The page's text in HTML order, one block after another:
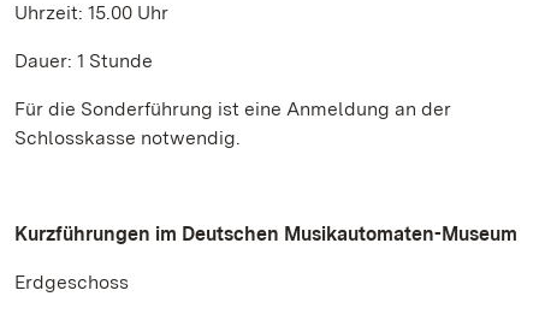
Uhrzeit: 15.00 Uhr
Dauer: 1 Stunde
Für die Sonderführung ist eine Anmeldung an der
Schlosskasse notwendig.
Kurzführungen im Deutschen Musikautomaten-Museum
Erdgeschoss